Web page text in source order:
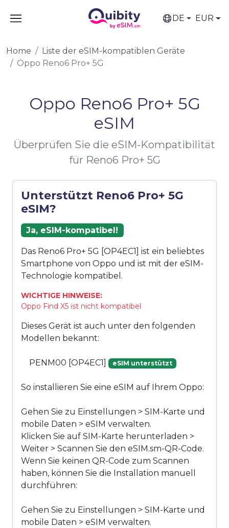
DE EUR
Home
Liste der eSIM-kompatiblen Geräte
Oppo Reno6 Pro+ 5G
Oppo Reno6 Pro+ 5G
eSIM
Überprüfen Sie die eSIM-Kompatibilität
für Reno6 Pro+ 5G
Unterstützt Reno6 Pro+ 5G
eSIM?
Ja, eSIM-kompatibel!
Das Reno6 Pro+ 5G [OP4EC1] ist ein beliebtes
Smartphone von Oppo und ist mit der eSIM-
Technologie kompatibel.
WICHTIGE HINWEISE:
Oppo Find X5 ist nicht kompatibel
Dieses Gerät ist auch unter den folgenden
Modellen bekannt:
PENM00 [OP4EC1] eSIM unterstützt
So installieren Sie eine eSIM auf Ihrem Oppo:
Gehen Sie zu Einstellungen > SIM-Karte und
mobile Daten > eSIM verwalten.
Klicken Sie auf SIM-Karte herunterladen >
Weiter > Scannen Sie den eSIM.sm-QR-Code.
Wenn Sie keinen QR-Code zum Scannen
haben, können Sie die Installation manuell
durchführen:
Gehen Sie zu Einstellungen > SIM-Karte und
mobile Daten > eSIM verwalten.